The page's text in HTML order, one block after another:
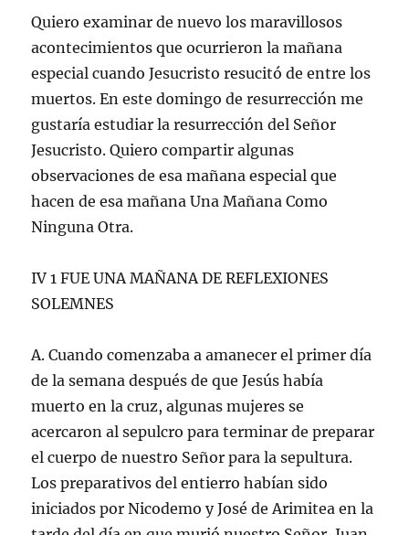
Quiero examinar de nuevo los maravillosos
acontecimientos que ocurrieron la mañana
especial cuando Jesucristo resucitó de entre los
muertos. En este domingo de resurrección me
gustaría estudiar la resurrección del Señor
Jesucristo. Quiero compartir algunas
observaciones de esa mañana especial que
hacen de esa mañana Una Mañana Como
Ninguna Otra.
IV 1 FUE UNA MAÑANA DE REFLEXIONES
SOLEMNES
A. Cuando comenzaba a amanecer el primer día
de la semana después de que Jesús había
muerto en la cruz, algunas mujeres se
acercaron al sepulcro para terminar de preparar
el cuerpo de nuestro Señor para la sepultura.
Los preparativos del entierro habían sido
iniciados por Nicodemo y José de Arimitea en la